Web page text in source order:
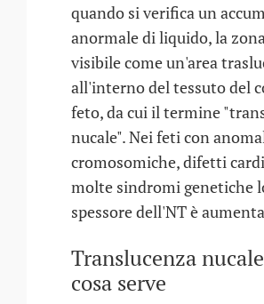
quando si verifica un
anormale di liquido, la
visibile come un'area
all'interno del tessuto del
feto, da cui il termine
nucale". Nei feti con
cromosomiche, difetti
molte sindromi genetiche
spessore dell'NT è
Translucenza
cosa serve